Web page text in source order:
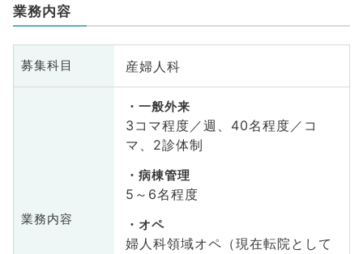
業務内容
募集科目 産婦人科
業務内容
一般外来
3コマ程度／週、40名程度／コ
マ、2診体制
病棟管理
5～6名程度
オペ
婦人科領域オペ（現在転院として